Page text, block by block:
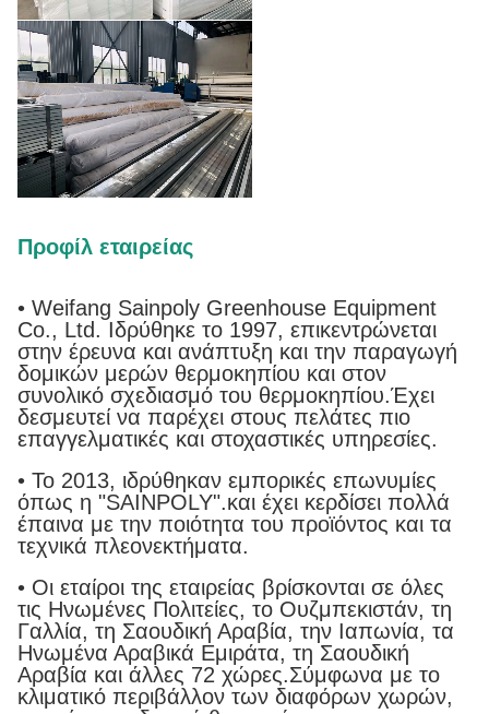
Προφίλ εταιρείας
• Weifang Sainpoly Greenhouse Equipment
Co., Ltd. Ιδρύθηκε το 1997, επικεντρώνεται
στην έρευνα και ανάπτυξη και την παραγωγή
δομικών μερών θερμοκηπίου και στον
συνολικό σχεδιασμό του θερμοκηπίου.Έχει
δεσμευτεί να παρέχει στους πελάτες πιο
επαγγελματικές και στοχαστικές υπηρεσίες.
• Το 2013, ιδρύθηκαν εμπορικές επωνυμίες
όπως η "SAINPOLY".και έχει κερδίσει πολλά
έπαινα με την ποιότητα του προϊόντος και τα
τεχνικά πλεονεκτήματα.
• Οι εταίροι της εταιρείας βρίσκονται σε όλες
τις Ηνωμένες Πολιτείες, το Ουζμπεκιστάν, τη
Γαλλία, τη Σαουδική Αραβία, την Ιαπωνία, τα
Ηνωμένα Αραβικά Εμιράτα, τη Σαουδική
Αραβία και άλλες 72 χώρες.Σύμφωνα με το
κλιματικό περιβάλλον των διαφόρων χωρών,